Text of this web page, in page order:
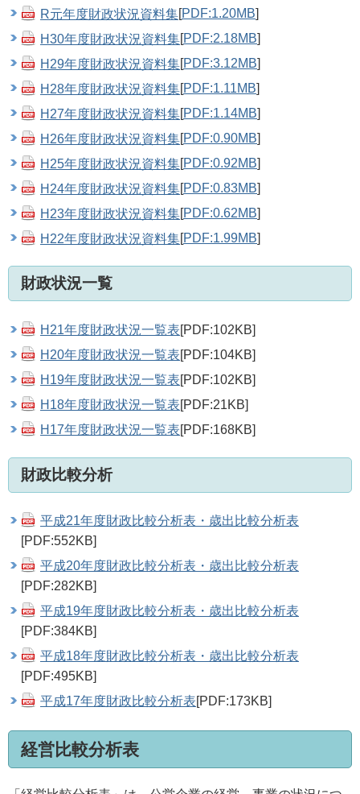
R元年度財政状況資料集[PDF:1.20MB]
H30年度財政状況資料集[PDF:2.18MB]
H29年度財政状況資料集[PDF:3.12MB]
H28年度財政状況資料集[PDF:1.11MB]
H27年度財政状況資料集[PDF:1.14MB]
H26年度財政状況資料集[PDF:0.90MB]
H25年度財政状況資料集[PDF:0.92MB]
H24年度財政状況資料集[PDF:0.83MB]
H23年度財政状況資料集[PDF:0.62MB]
H22年度財政状況資料集[PDF:1.99MB]
財政状況一覧
H21年度財政状況一覧表[PDF:102KB]
H20年度財政状況一覧表[PDF:104KB]
H19年度財政状況一覧表[PDF:102KB]
H18年度財政状況一覧表[PDF:21KB]
H17年度財政状況一覧表[PDF:168KB]
財政比較分析
平成21年度財政比較分析表・歳出比較分析表
[PDF:552KB]
平成20年度財政比較分析表・歳出比較分析表
[PDF:282KB]
平成19年度財政比較分析表・歳出比較分析表
[PDF:384KB]
平成18年度財政比較分析表・歳出比較分析表
[PDF:495KB]
平成17年度財政比較分析表[PDF:173KB]
経営比較分析表